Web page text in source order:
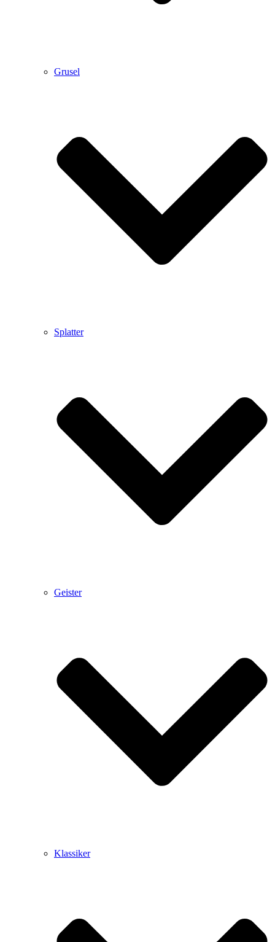
Grusel
Splatter
Geister
Klassiker